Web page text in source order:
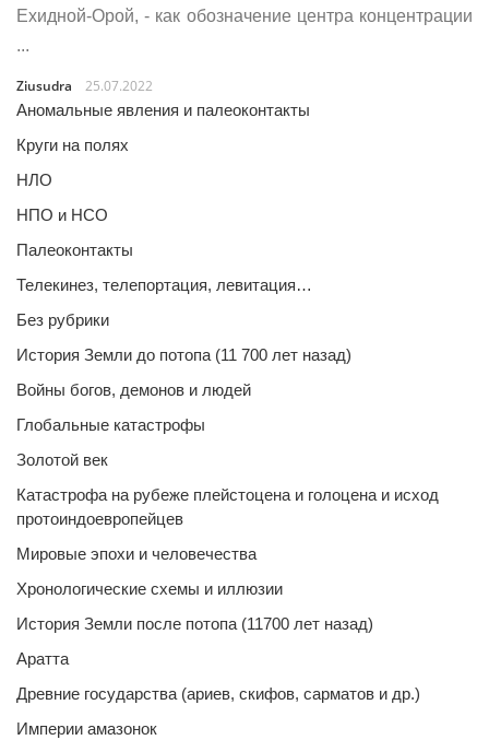
Ехидной-Орой, - как обозначение центра концентрации
...
Ziusudra
25.07.2022
Аномальные явления и палеоконтакты
Круги на полях
НЛО
НПО и НСО
Палеоконтакты
Телекинез, телепортация, левитация…
Без рубрики
История Земли до потопа (11 700 лет назад)
Войны богов, демонов и людей
Глобальные катастрофы
Золотой век
Катастрофа на рубеже плейстоцена и голоцена и исход
протоиндоевропейцев
Мировые эпохи и человечества
Хронологические схемы и иллюзии
История Земли после потопа (11700 лет назад)
Аратта
Древние государства (ариев, скифов, сарматов и др.)
Империи амазонок